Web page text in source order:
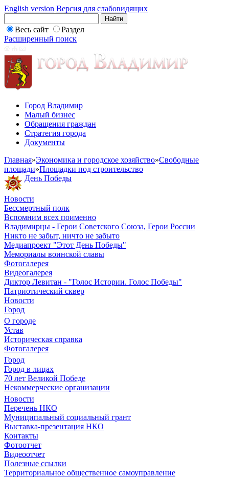
English version Версия для слабовидящих
Весь сайт
Раздел
Расширенный поиск
Город Владимир
Малый бизнес
Обращения граждан
Стратегия города
Документы
Главная»Экономика и городское хозяйство»Свободные
площади»Площадки под строительство
День Победы
Новости
Бессмертный полк
Вспомним всех поименно
Владимирцы - Герои Советского Союза, Герои России
Никто не забыт, ничто не забыто
Медиапроект "Этот День Победы"
Мемориалы воинской славы
Фотогалерея
Видеогалерея
Диктор Левитан - "Голос Истории. Голос Победы"
Патриотический сквер
Новости
Город
О городе
Устав
Историческая справка
Фотогалерея
Город
Город в лицах
70 лет Великой Победе
Некоммерческие организации
Новости
Перечень НКО
Муниципальный социальный грант
Выставка-презентация НКО
Контакты
Фотоотчет
Видеоотчет
Полезные ссылки
Территориальное общественное самоуправление